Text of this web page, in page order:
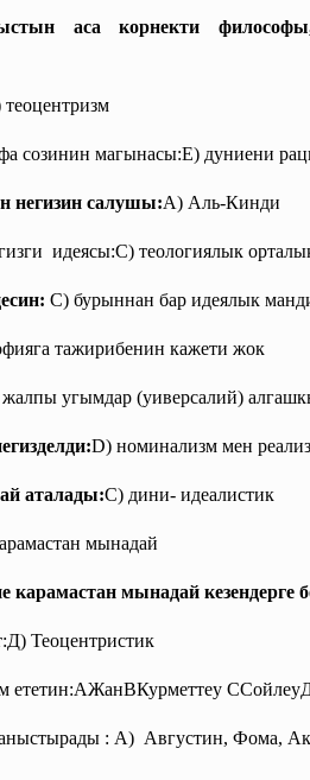
аса корнекти
теоцентризм
созинин магынасы:Е) дуниени
негизин салушы:А) Аль-Кинди
идеясы:С) теологиялык
C) бурыннан бар идеялык
тажирибенин кажети жок
угымдар (уиверсалий)
D) номинализм мен
аталады:C) дини- идеалистик
мынадай
мынадай кезендерге
Теоцентристик
ететин:АЖанВКурметтеу
: А) Августин, Фома,